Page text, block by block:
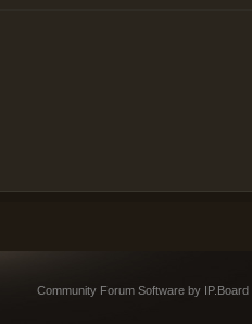
Community Forum Software by IP.Board